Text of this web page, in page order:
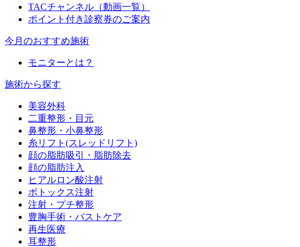
TACチャンネル（動画一覧）
ポイント付き診察券のご案内
今月のおすすめ施術
モニターとは？
施術から探す
美容外科
二重整形・目元
鼻整形・小鼻整形
糸リフト(スレッドリフト)
顔の脂肪吸引・脂肪除去
顔の脂肪注入
ヒアルロン酸注射
ボトックス注射
注射・プチ整形
豊胸手術・バストケア
再生医療
耳整形